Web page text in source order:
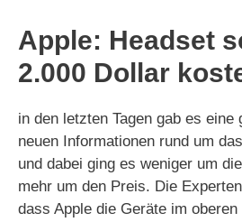
Apple: Headset
2.000 Dollar
in den letzten Tagen gab es eine
neuen Informationen rund um
und dabei ging es weniger um
mehr um den Preis. Die
dass Apple die Geräte im